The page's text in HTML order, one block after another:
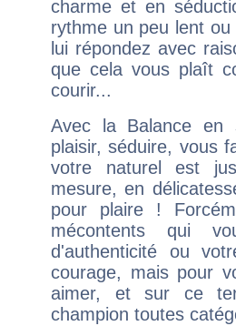
charme et en
rythme un peu lent
lui répondez avec
que cela vous plaît
courir...
Avec la Balance en
plaisir, séduire, vous
votre naturel est
mesure, en
pour plaire !
mécontents qui
d'authenticité ou
courage, mais pour
aimer, et sur ce
champion toutes